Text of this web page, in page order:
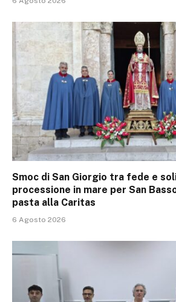
Smoc di San Giorgio tra fede e
processione in mare per San
pasta alla Caritas
6 Agosto 2026